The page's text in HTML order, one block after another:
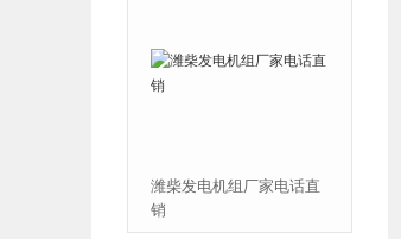
潍柴发电机组厂家电话